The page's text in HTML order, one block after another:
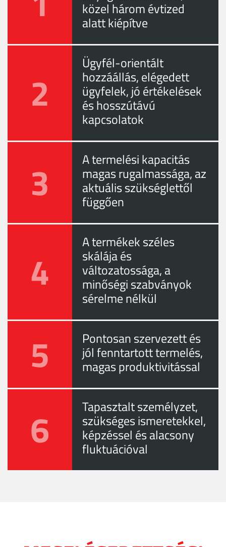
közel három évtized
alatt kiépítve
2
Ügyfél-orientált
hozzáállás, elégedett
ügyfelek, jó értékelések
és hosszútávú
kapcsolatok
3 A termelési kapacitás
magas rugalmassága, az
aktuális szükséglettől
függően
4
A termékek széles
skálája és
változatossága, a
minőségi szabványok
sérelme nélkül
5 Pontosan szervezett és
jól fenntartott termelés,
magas produktivitással
6 Tapasztalt személyzet,
szükséges ismeretekkel,
képzéssel és alacsony
fluktuációval